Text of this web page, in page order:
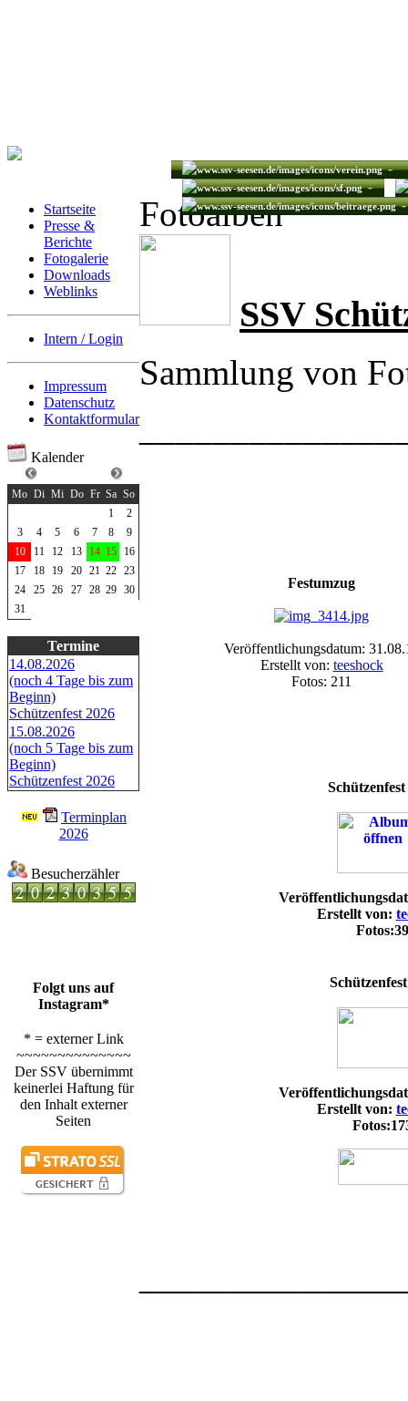
Startseite
Presse &
Berichte
Fotogalerie
Downloads
Weblinks
Intern / Login
Impressum
Datenschutz
Kontaktformular
Kalender
Mo Di Mi Do Fr Sa So
1
2
3
4 5 6 7 8
9
10
11 12 13 14 15
16
17
18 19 20 21 22 23
24
25 26 27 28 29 30
31
Termine
14.08.2026
(noch 4 Tage bis zum
Beginn)
Schützenfest 2026
15.08.2026
(noch 5 Tage bis zum
Beginn)
Schützenfest 2026
Terminplan
2026
Besucherzähler
Folgt uns auf
Instagram*
* = externer Link
~~~~~~~~~~~~~~
Der SSV übernimmt
keinerlei Haftung für
den Inhalt externer
Seiten
Fotoalben
SSV
Sammlung von
Festumzug
Veröffentlichungsdatum:
Erstellt von: teeshock
Fotos: 211
Schützenfest
Erstellt von:
Fotos:39
Erstellt von: